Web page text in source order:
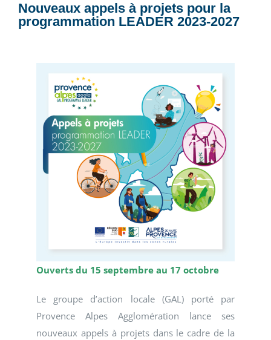
Nouveaux appels à projets pour la
programmation LEADER 2023-2027
Ouverts du 15 septembre au 17 octobre
Le groupe d’action locale (GAL) porté par
Provence Alpes Agglomération lance ses
nouveaux appels à projets dans le cadre de la